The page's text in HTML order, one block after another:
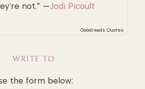
not.” —Jodi Picoult
Goodreads Quotes
WRITE TO
the form below: